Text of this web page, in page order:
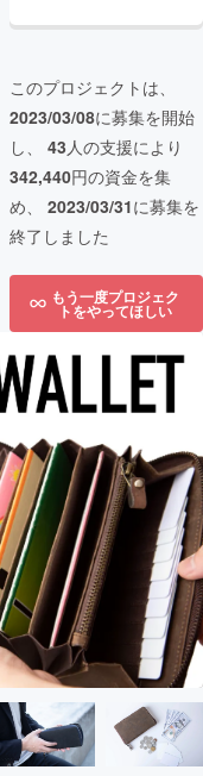
このプロジェクトは、
2023/03/08に募集を開始
し、 43人の支援により
342,440円の資金を集
め、 2023/03/31に募集を
終了しました
もう一度プロジェク
トをやってほしい